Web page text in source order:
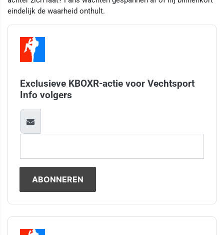
eindelijk de waarheid onthult.
Exclusieve KBOXR-actie voor Vechtsport
Info volgers